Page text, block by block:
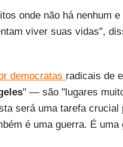
onde não há nenhum e
viver suas vidas",
democratas radicais de
" — são "lugares
será uma tarefa crucial
é uma guerra. É uma